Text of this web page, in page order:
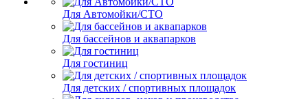
Для Автомойки/СТО
Для бассейнов и аквапарков
Для гостиниц
Для детских / спортивных площадок